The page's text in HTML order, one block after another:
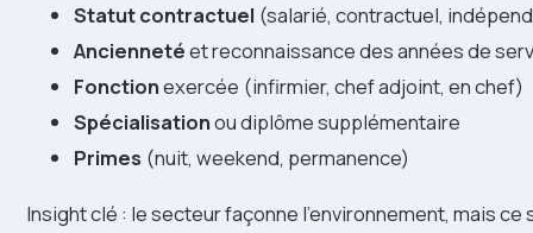
Statut contractuel (salarié, contractuel,
Anciennetéet reconnaissance des années de
Fonctionexercée (infirmier, chef adjoint, en chef)
Spécialisationou diplôme supplémentaire
Primes (nuit, weekend, permanence)
Insight clé : le secteur façonne l’environnement, mais